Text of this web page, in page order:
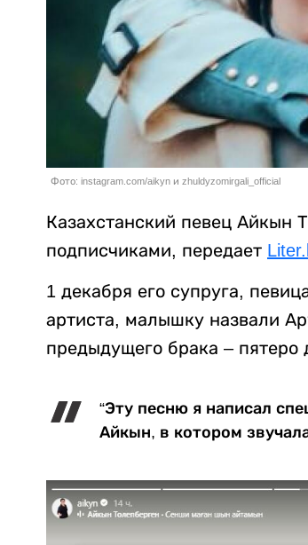
Фото: instagram.com/aikyn и zhuldyzomirgali_official
Казахстанский певец Айкын
подписчиками, передает
1 декабря его супруга,
артиста, малышку назвали
предыдущего брака – пятеро
“Эту песню я написал
Айкын, в котором